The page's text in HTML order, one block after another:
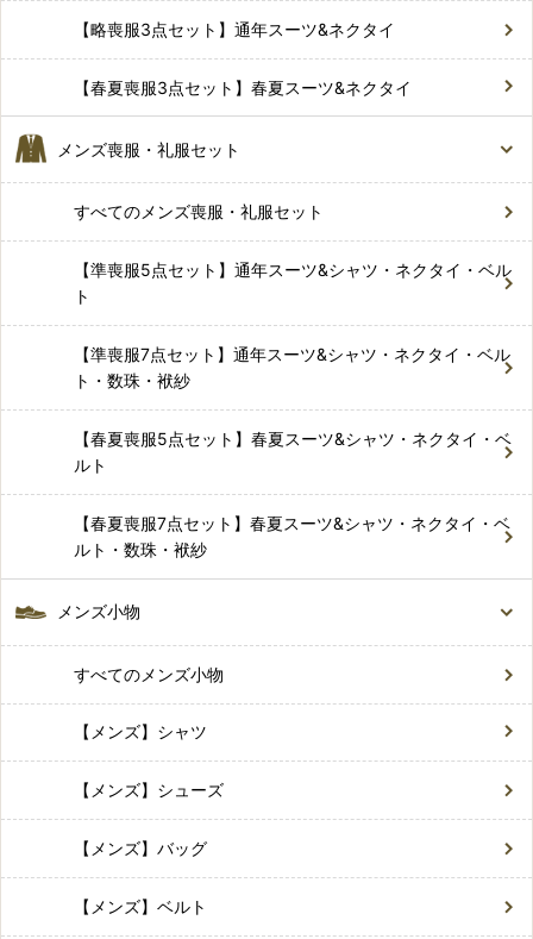
【略喪服3点セット】通年スーツ&ネクタイ
【春夏喪服3点セット】春夏スーツ&ネクタイ
メンズ喪服・礼服セット
すべてのメンズ喪服・礼服セット
【準喪服5点セット】通年スーツ&シャツ・ネクタイ・ベル
ト
【準喪服7点セット】通年スーツ&シャツ・ネクタイ・ベル
ト・数珠・袱紗
【春夏喪服5点セット】春夏スーツ&シャツ・ネクタイ・ベ
ルト
【春夏喪服7点セット】春夏スーツ&シャツ・ネクタイ・ベ
ルト・数珠・袱紗
メンズ小物
すべてのメンズ小物
【メンズ】シャツ
【メンズ】シューズ
【メンズ】バッグ
【メンズ】ベルト